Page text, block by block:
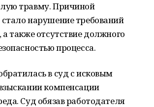
травму. Причиной
нарушение требований
также отсутствие должного
процесса.
в суд с исковым
компенсации
Суд обязав работодателя